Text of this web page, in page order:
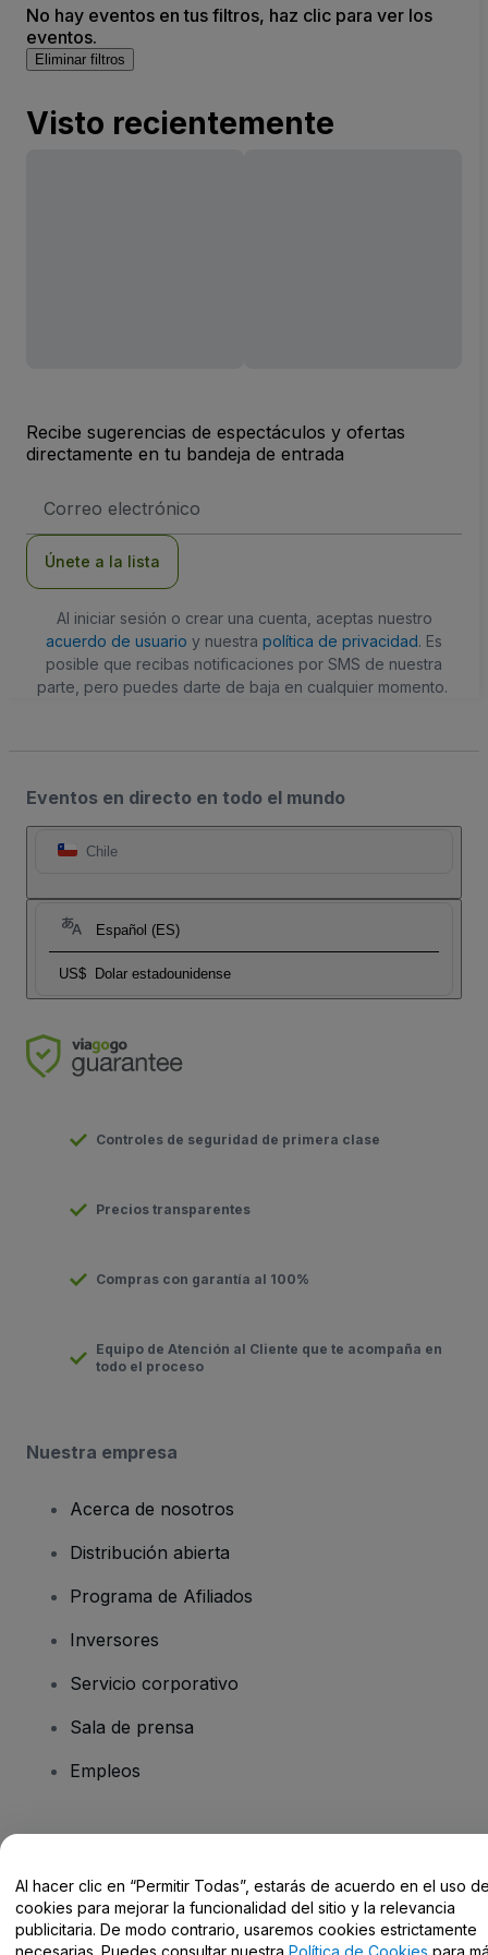
No hay eventos en tus filtros, haz clic para ver los
eventos.
Eliminar filtros
Visto recientemente
Recibe sugerencias de espectáculos y ofertas
directamente en tu bandeja de entrada
de
Únete a la lista
Al iniciar sesión o crear una cuenta, aceptas nuestro
acuerdo de usuario y nuestra política de privacidad. Es
posible que recibas notificaciones por SMS de nuestra
parte, pero puedes darte de baja en cualquier momento.
Eventos en directo en todo el mundo
Chile
Español (ES)
US$ Dolar estadounidense
Controles de seguridad de primera clase
Precios transparentes
Compras con garantía al 100%
Equipo de Atención al Cliente que te acompaña en
todo el proceso
Nuestra empresa
Acerca de nosotros
Distribución abierta
Programa de Afiliados
Inversores
Servicio corporativo
Sala de prensa
Empleos
Centro de Ayuda / Contacto
Al hacer clic en “Permitir Todas”, estarás de acuerdo en el uso
cookies para mejorar la funcionalidad del sitio y la relevancia
publicitaria. De modo contrario, usaremos cookies estrictamente
necesarias. Puedes consultar nuestra Política de Cookies para